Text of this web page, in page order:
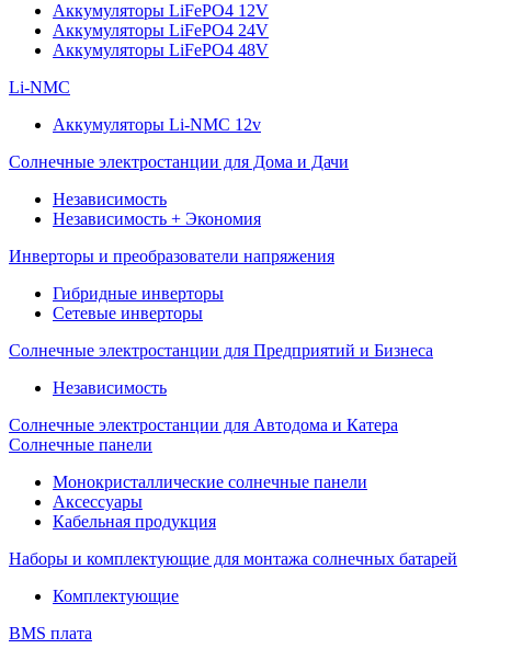
Аккумуляторы LiFePO4 12V
Аккумуляторы LiFePO4 24V
Аккумуляторы LiFePO4 48V
Li-NMC
Аккумуляторы Li-NMC 12v
Солнечные электростанции для Дома и Дачи
Независимость
Независимость + Экономия
Инверторы и преобразователи напряжения
Гибридные инверторы
Сетевые инверторы
Солнечные электростанции для Предприятий и Бизнеса
Независимость
Солнечные электростанции для Автодома и Катера
Солнечные панели
Монокристаллические солнечные панели
Аксессуары
Кабельная продукция
Наборы и комплектующие для монтажа солнечных батарей
Комплектующие
BMS плата